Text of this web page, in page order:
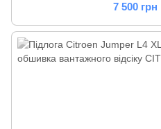
7 500 грн